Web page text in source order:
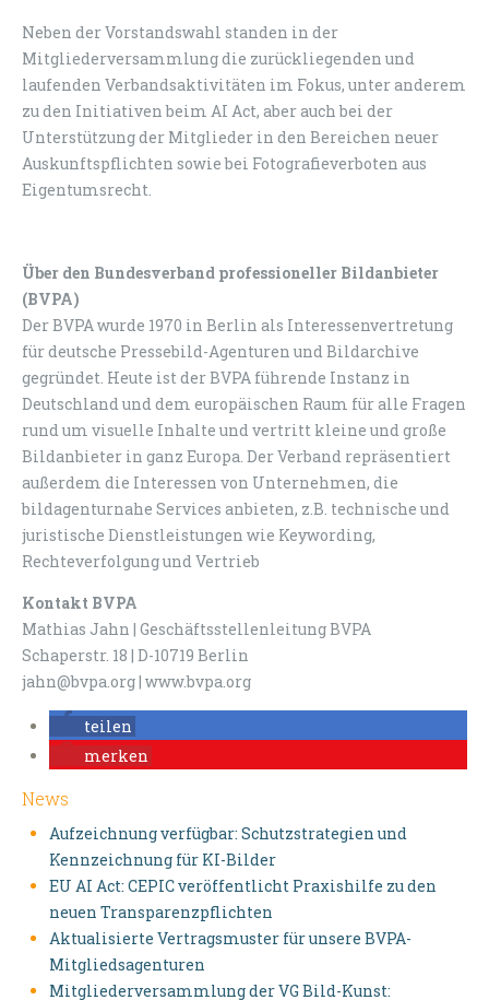
Neben der Vorstandswahl standen in der
Mitgliederversammlung die zurückliegenden und
laufenden Verbandsaktivitäten im Fokus, unter anderem
zu den Initiativen beim AI Act, aber auch bei der
Unterstützung der Mitglieder in den Bereichen neuer
Auskunftspflichten sowie bei Fotografieverboten aus
Eigentumsrecht.
Über den Bundesverband professioneller Bildanbieter
(BVPA)
Der BVPA wurde 1970 in Berlin als Interessenvertretung
für deutsche Pressebild-Agenturen und Bildarchive
gegründet. Heute ist der BVPA führende Instanz in
Deutschland und dem europäischen Raum für alle Fragen
rund um visuelle Inhalte und vertritt kleine und große
Bildanbieter in ganz Europa. Der Verband repräsentiert
außerdem die Interessen von Unternehmen, die
bildagenturnahe Services anbieten, z.B. technische und
juristische Dienstleistungen wie Keywording,
Rechteverfolgung und Vertrieb
Kontakt BVPA
Mathias Jahn | Geschäftsstellenleitung BVPA
Schaperstr. 18 | D-10719 Berlin
jahn@bvpa.org | www.bvpa.org
teilen
merken
News
Aufzeichnung verfügbar: Schutzstrategien und
Kennzeichnung für KI-Bilder
EU AI Act: CEPIC veröffentlicht Praxishilfe zu den
neuen Transparenzpflichten
Aktualisierte Vertragsmuster für unsere BVPA-
Mitgliedsagenturen
Mitgliederversammlung der VG Bild-Kunst: